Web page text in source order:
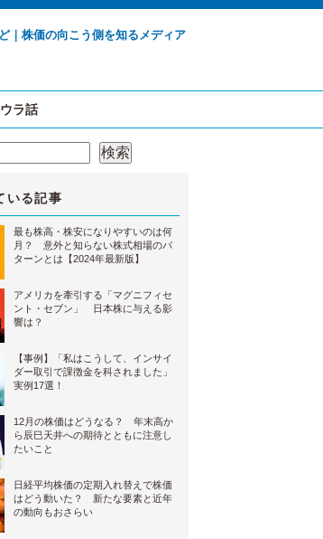
｜株価の向こう側を知るメディア
ラ話
検索
いる記事
最も株高・株安になりやすいのは何
月？ 意外と知らない株式相場のパ
ターンとは【2024年最新版】
アメリカを牽引する「マグニフィセ
ント・セブン」 日本株に与える影
響は？
【事例】「私はこうして、インサイ
ダー取引で課徴金を科されました」
実例17選！
12月の株価はどうなる？ 年末高か
ら辰巳天井への期待とともに注意し
たいこと
日経平均株価の定期入れ替えで株価
はどう動いた？ 新たな要素と近年
の動向もおさらい